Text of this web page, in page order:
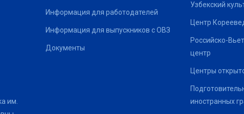
им.
Информация для работодателей
Информация для выпускников с ОВЗ
Документы
Узбекский
Центр
Российско-
центр
Центры
иностранных